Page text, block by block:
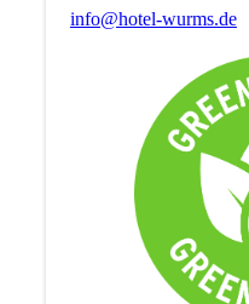
info@hotel-wurms.de